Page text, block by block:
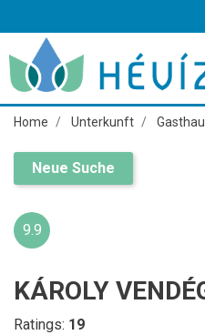
Home Unterkunft
Neue Suche
9.9
KÁROLY
Ratings: 19